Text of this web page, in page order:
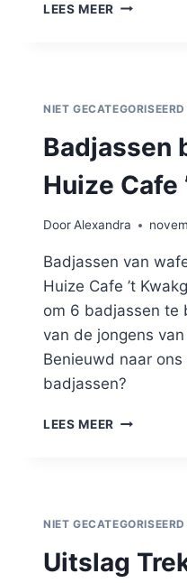
LEES MEER
NIET GECATEGORISEERD
Badjassen
Huize Cafe
DoorAlexandra
Badjassen van
Huize Cafe ’t
om 6 badjassen te
van de jongens
Benieuwd naar
badjassen?
LEES MEER
NIET GECATEGORISEERD
Uitslag